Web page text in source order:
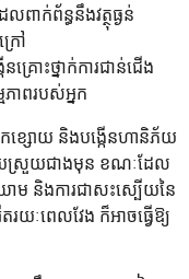
ពាក់ព័ន្ធនឹងវត្ថុធ្ងន់
រៅ
នគ្រោះថ្នាក់ការជាន់ជើង
ាពរបស់អ្នក
កខ្សោយ និងបង្កើនហានិភ័យ
ងផុយស្រួយជាងមុន ខណៈដែល
ម និងការជាសះស្បើយនៃ
រយៈពេលវែង ក៏អាចធ្វើឱ្យ